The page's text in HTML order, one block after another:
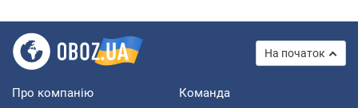
На початок
Про компанію Команда